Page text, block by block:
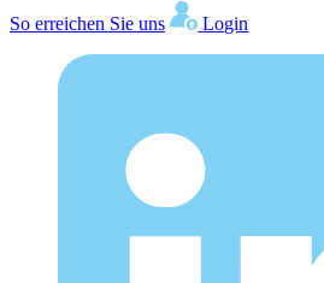
So erreichen Sie uns Login